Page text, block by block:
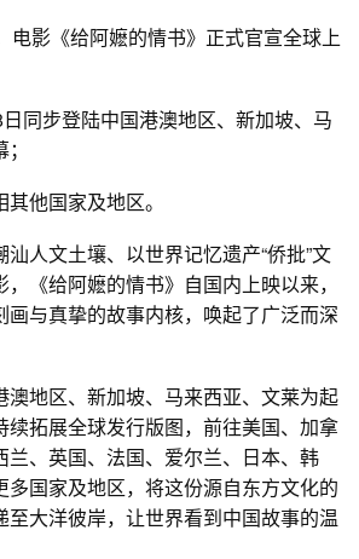
影《给阿嬷的情书》正式官宣全球上
步登陆中国港澳地区、新加坡、马
他国家及地区。
人文土壤、以世界记忆遗产“侨批”文
《给阿嬷的情书》自国内上映以来，
画与真挚的故事内核，唤起了广泛而深
地区、新加坡、马来西亚、文莱为起
续拓展全球发行版图，前往美国、加拿
兰、英国、法国、爱尔兰、日本、韩
多国家及地区，将这份源自东方文化的
至大洋彼岸，让世界看到中国故事的温